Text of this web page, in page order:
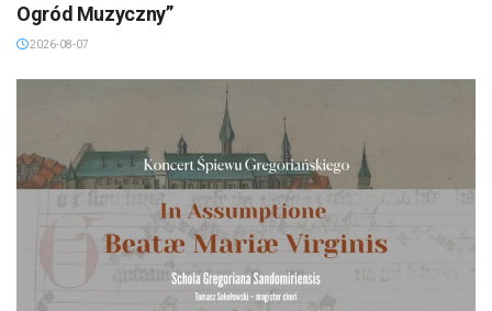
Ogród Muzyczny”
2026-08-07